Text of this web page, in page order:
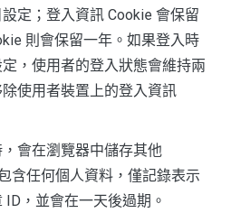
定；登入資訊 Cookie 會保留
則會保留一年。如果登入時
，使用者的登入狀態會維持兩
使用者裝置上的登入資訊
會在瀏覽器中儲存其他
含任何個人資料，僅記錄表示
，並會在一天後過期。